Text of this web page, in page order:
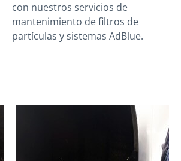
con nuestros servicios de
mantenimiento de filtros de
partículas y sistemas AdBlue.